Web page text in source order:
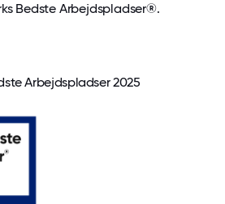
Bedste Arbejdspladser®.
Arbejdspladser 2025